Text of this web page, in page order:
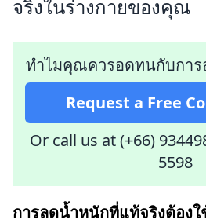
จริงในร่างกายของคุณ
ทำไมคุณควรอดทนกับกา
Request a Free
Or call us at (+66)
5598
การลดน้ำหนักที่แท้จริงต้องใ